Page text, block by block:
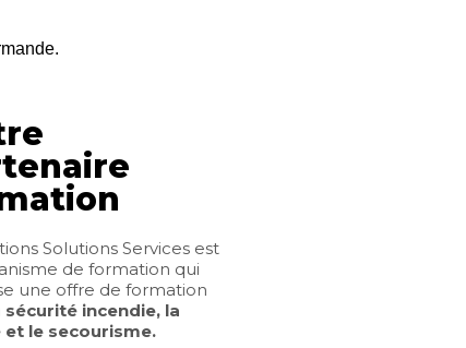
Solutions Services est
de formation qui
une offre de formation
sécurité incendie, la
et le secourisme.